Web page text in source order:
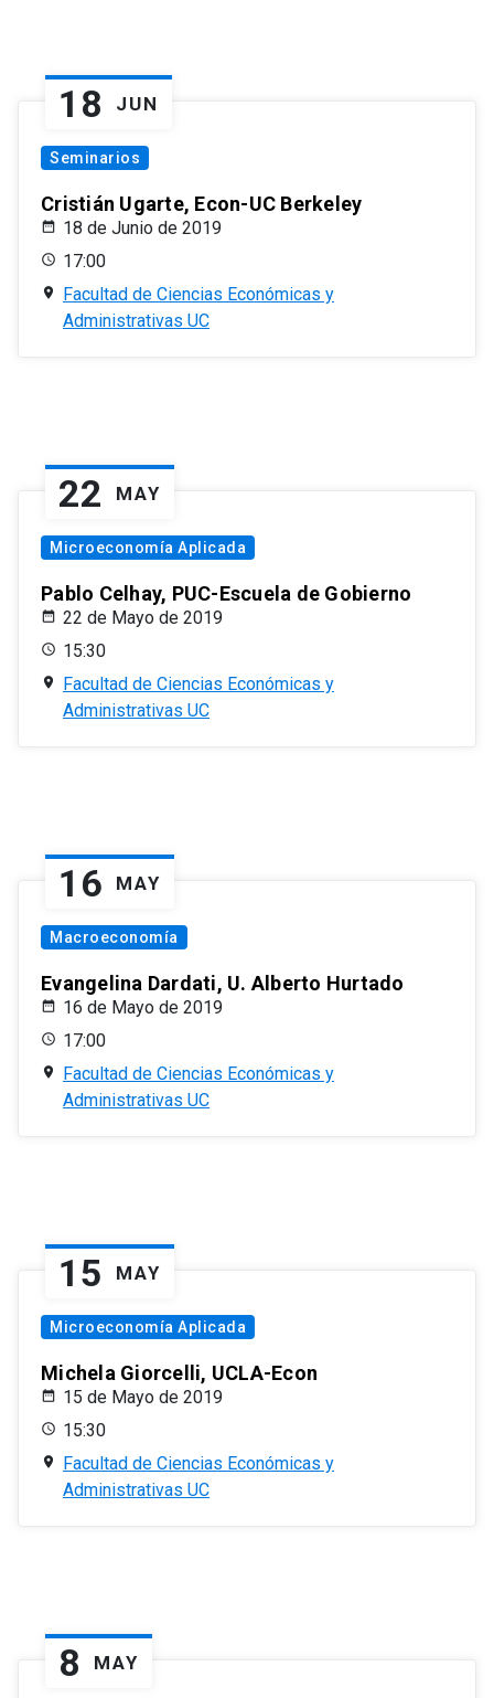
18 JUN
Seminarios
Cristián Ugarte, Econ-UC Berkeley
18 de Junio de 2019
17:00
Facultad de Ciencias Económicas y
Administrativas UC
22 MAY
Microeconomía Aplicada
Pablo Celhay, PUC-Escuela de Gobierno
22 de Mayo de 2019
15:30
Facultad de Ciencias Económicas y
Administrativas UC
16 MAY
Macroeconomía
Evangelina Dardati, U. Alberto Hurtado
16 de Mayo de 2019
17:00
Facultad de Ciencias Económicas y
Administrativas UC
15 MAY
Microeconomía Aplicada
Michela Giorcelli, UCLA-Econ
15 de Mayo de 2019
15:30
Facultad de Ciencias Económicas y
Administrativas UC
8 MAY